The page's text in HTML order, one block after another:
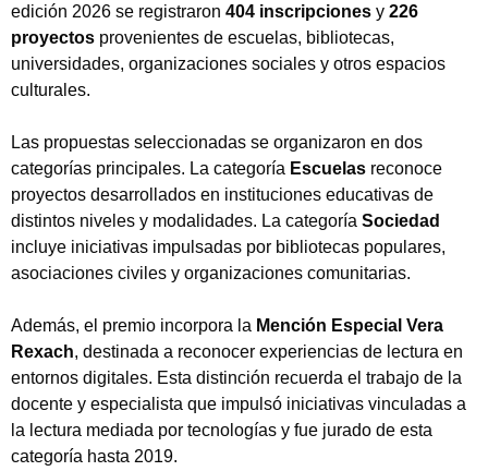
edición 2026 se registraron 404 inscripciones y 226
proyectos provenientes de escuelas, bibliotecas,
universidades, organizaciones sociales y otros espacios
culturales.
Las propuestas seleccionadas se organizaron en dos
categorías principales. La categoría Escuelas reconoce
proyectos desarrollados en instituciones educativas de
distintos niveles y modalidades. La categoría Sociedad
incluye iniciativas impulsadas por bibliotecas populares,
asociaciones civiles y organizaciones comunitarias.
Además, el premio incorpora la Mención Especial Vera
Rexach, destinada a reconocer experiencias de lectura en
entornos digitales. Esta distinción recuerda el trabajo de la
docente y especialista que impulsó iniciativas vinculadas a
la lectura mediada por tecnologías y fue jurado de esta
categoría hasta 2019.